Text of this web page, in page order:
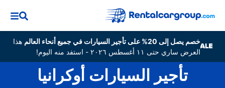
خصم يصل إلى 20% على تأجير السيارات في جميع أنحاء العالم
هذا
العرض ساري حتى ١١ أغسطس ٢٠٢٦ - استفد منه اليوم!
تأجير السيارات أوكرانيا